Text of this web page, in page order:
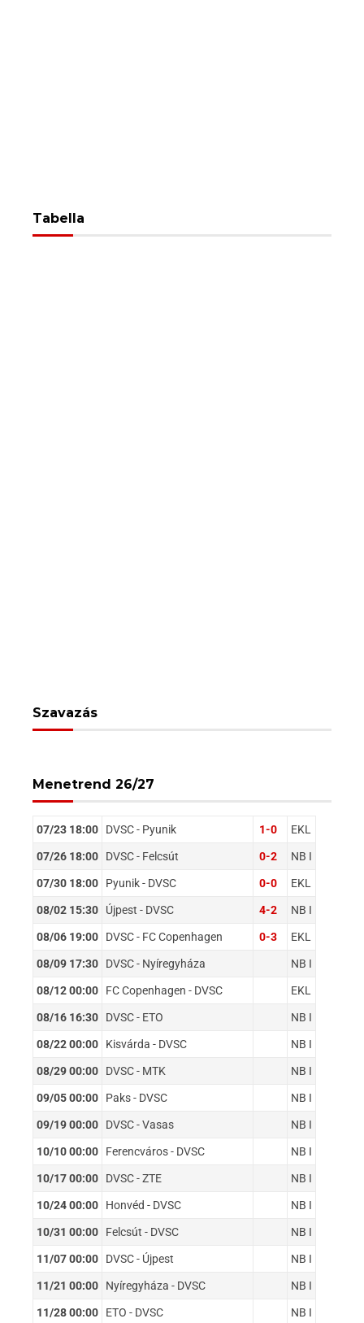
Tabella
Szavazás
Menetrend 26/27
07/23 18:00 DVSC - Pyunik 1-0 EKL
07/26 18:00 DVSC - Felcsút 0-2 NB I
07/30 18:00 Pyunik - DVSC 0-0 EKL
08/02 15:30 Újpest - DVSC 4-2 NB I
08/06 19:00 DVSC - FC Copenhagen 0-3 EKL
08/09 17:30 DVSC - Nyíregyháza NB I
08/12 00:00 FC Copenhagen - DVSC EKL
08/16 16:30 DVSC - ETO NB I
08/22 00:00 Kisvárda - DVSC NB I
08/29 00:00 DVSC - MTK NB I
09/05 00:00 Paks - DVSC NB I
09/19 00:00 DVSC - Vasas NB I
10/10 00:00 Ferencváros - DVSC NB I
10/17 00:00 DVSC - ZTE NB I
10/24 00:00 Honvéd - DVSC NB I
10/31 00:00 Felcsút - DVSC NB I
11/07 00:00 DVSC - Újpest NB I
11/21 00:00 Nyíregyháza - DVSC NB I
11/28 00:00 ETO - DVSC NB I